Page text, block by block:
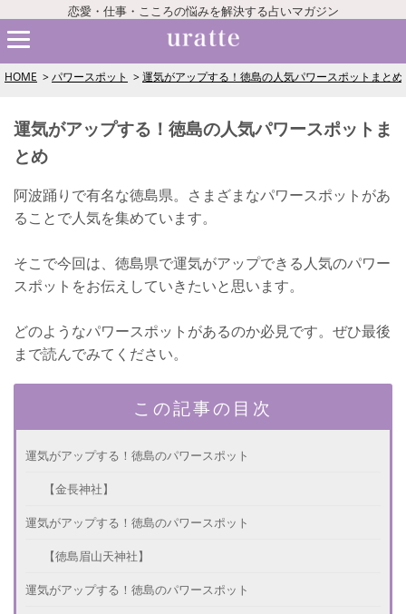
恋愛・仕事・こころの悩みを解決する占いマガジン
HOME パワースポット 運気がアップする！徳島の人気パワースポットまとめ
運気がアップする！徳島の人気パワースポットま
とめ
阿波踊りで有名な徳島県。さまざまなパワースポットがあ
ることで人気を集めています。
そこで今回は、徳島県で運気がアップできる人気のパワー
スポットをお伝えしていきたいと思います。
どのようなパワースポットがあるのか必見です。ぜひ最後
まで読んでみてください。
この記事の目次
運気がアップする！徳島のパワースポット
【金長神社】
運気がアップする！徳島のパワースポット
【徳島眉山天神社】
運気がアップする！徳島のパワースポット